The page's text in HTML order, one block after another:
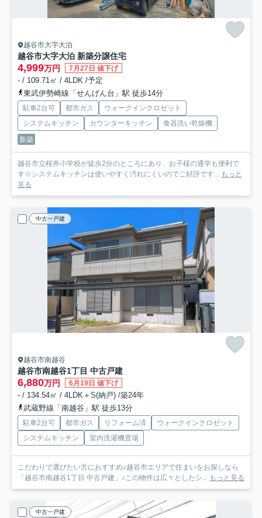
越谷市大字大泊
越谷市大字大泊 新築分譲住宅
4,999万円 7月27日 値下げ
- / 109.71㎡ / 4LDK /予定
東武伊勢崎線「せんげん台」駅 徒歩14分
駐車2台可 都市ガス
ウォークインクロゼット
システムキッチン
カウンターキッチン
食器洗い乾燥機
新築
越谷市立桜井小学校が徒歩2分のところにあり、お子様の通学も便利で
す☆システムキッチンは使いやすく汚れにくいのでご好評です...
もっと
見る
中古一戸建
越谷市南越谷
越谷市南越谷1丁目 中古戸建
6,880万円 6月19日 値下げ
- / 134.54㎡ / 4LDK＋S(納戸) /築24年
武蔵野線「南越谷」駅 徒歩13分
駐車2台可 都市ガス リフォーム済
ウォークインクロゼット
システムキッチン
室内洗濯機置場
こだわりで選びたい方におすすめ♪越谷市エリアで住まいをお探しなら
「越谷市南越谷1丁目 中古戸建」♪この物件は広々としたシ...
もっと見る
中古一戸建